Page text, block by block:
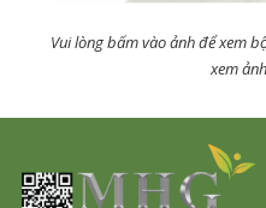
Vui lòng bấm vào ảnh để xem
xem